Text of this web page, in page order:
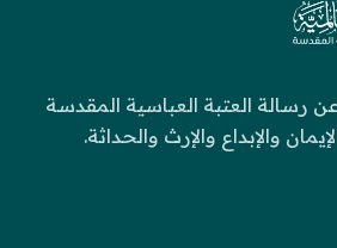
رسالة العتبة العباسية المقدسة
والإبداع والإرث والحداثة.